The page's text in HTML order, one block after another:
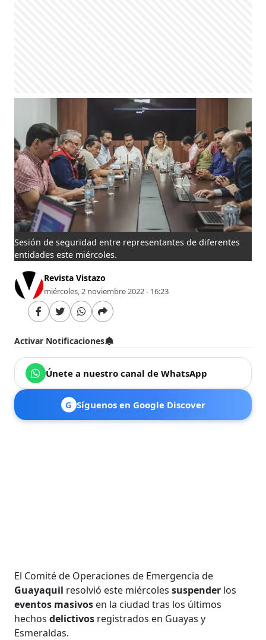
Sesión de seguridad entre representantes de diferentes
entidades este miércoles.
Revista Vistazo
miércoles, 2 noviembre 2022 - 16:23
Activar Notificaciones
Únete a nuestro canal de WhatsApp
G Síguenos en Google Discover
El Comité de Operaciones de Emergencia de
Guayaquil resolvió este miércolessuspender los
eventos masivos en la ciudad tras los últimos
hechosdelictivos registrados en Guayas y
Esmeraldas.